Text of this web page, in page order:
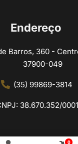
Endereço
Barros, 360 -
37900-049
(35) 99869-3814
38.670.352/
0